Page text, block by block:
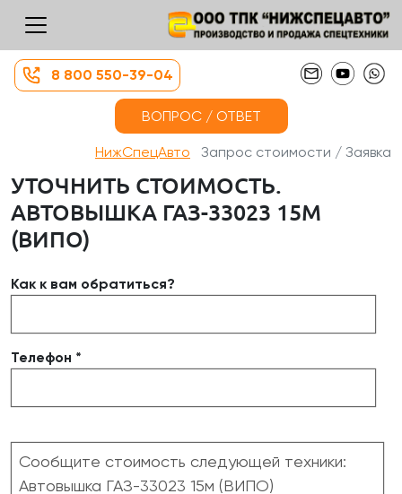
8 800 550-39-04
ВОПРОС / ОТВЕТ
НижСпецАвто Запрос стоимости / Заявка
УТОЧНИТЬ СТОИМОСТЬ.
АВТОВЫШКА ГАЗ-33023 15М
(ВИПО)
Как к вам обратиться?
Телефон *